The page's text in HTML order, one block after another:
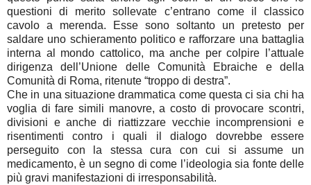
questioni di merito sollevate c’entrano come il classico
cavolo a merenda. Esse sono soltanto un pretesto per
saldare uno schieramento politico e rafforzare una battaglia
interna al mondo cattolico, ma anche per colpire l’attuale
dirigenza dell’Unione delle Comunità Ebraiche e della
Comunità di Roma, ritenute “troppo di destra”.
Che in una situazione drammatica come questa ci sia chi ha
voglia di fare simili manovre, a costo di provocare scontri,
divisioni e anche di riattizzare vecchie incomprensioni e
risentimenti contro i quali il dialogo dovrebbe essere
perseguito con la stessa cura con cui si assume un
medicamento, è un segno di come l’ideologia sia fonte delle
più gravi manifestazioni di irresponsabilità.